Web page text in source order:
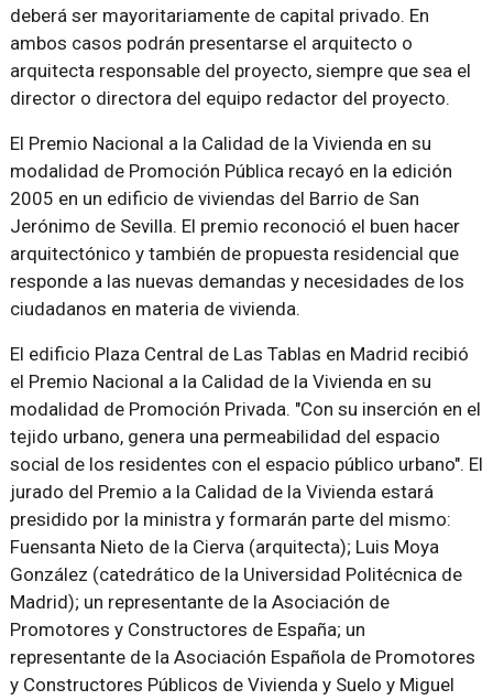
deberá ser mayoritariamente de capital privado. En
ambos casos podrán presentarse el arquitecto o
arquitecta responsable del proyecto, siempre que sea el
director o directora del equipo redactor del proyecto.
El Premio Nacional a la Calidad de la Vivienda en su
modalidad de Promoción Pública recayó en la edición
2005 en un edificio de viviendas del Barrio de San
Jerónimo de Sevilla. El premio reconoció el buen hacer
arquitectónico y también de propuesta residencial que
responde a las nuevas demandas y necesidades de los
ciudadanos en materia de vivienda.
El edificio Plaza Central de Las Tablas en Madrid recibió
el Premio Nacional a la Calidad de la Vivienda en su
modalidad de Promoción Privada. "Con su inserción en el
tejido urbano, genera una permeabilidad del espacio
social de los residentes con el espacio público urbano". El
jurado del Premio a la Calidad de la Vivienda estará
presidido por la ministra y formarán parte del mismo:
Fuensanta Nieto de la Cierva (arquitecta); Luis Moya
González (catedrático de la Universidad Politécnica de
Madrid); un representante de la Asociación de
Promotores y Constructores de España; un
representante de la Asociación Española de Promotores
y Constructores Públicos de Vivienda y Suelo y Miguel